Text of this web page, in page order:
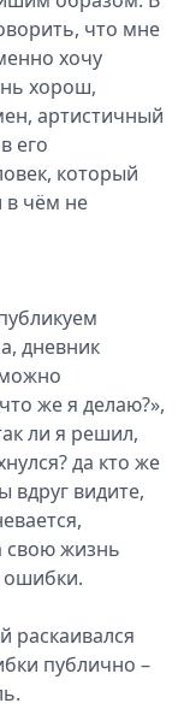
что мне
хочу
хорош,
артистичный
его
который
в чём не
дневник
же я делаю?»,
ли я решил,
да кто же
вдруг видите,
свою жизнь
ошибки.
раскаивался
публично –